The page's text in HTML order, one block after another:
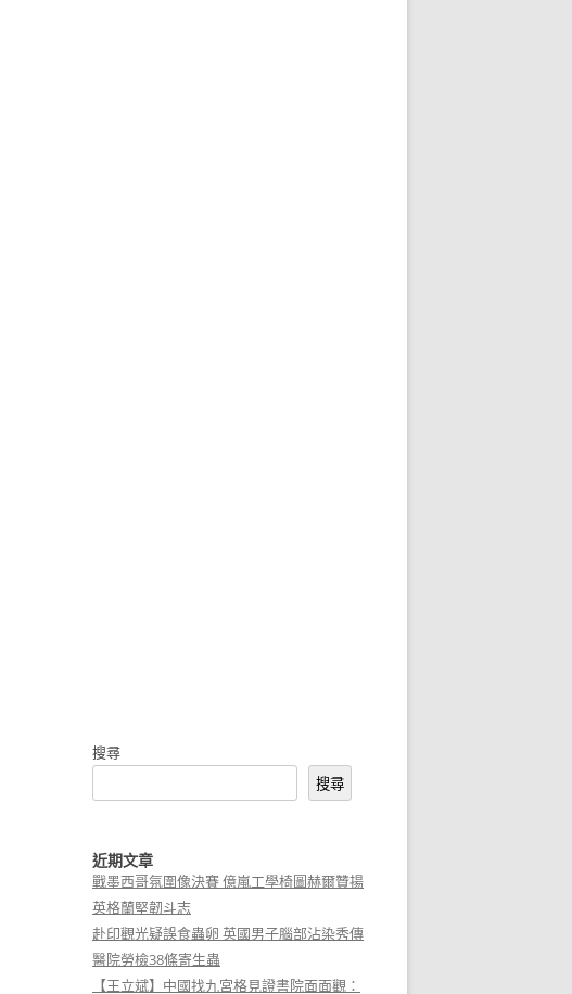
搜尋
搜尋
近期文章
戰墨西哥氛圍像決賽 億嵐工學椅圖赫爾贊揚
英格蘭堅韌斗志
赴印觀光疑誤食蟲卵 英國男子腦部沾染秀傳
醫院勞檢38條寄生蟲
【王立斌】中國找九宮格見證書院面面觀：